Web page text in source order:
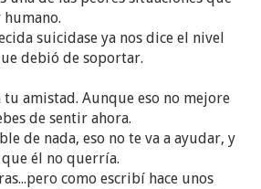
suicidase ya nos dice el nivel
debió de soportar.
tu amistad. Aunque eso no mejore
de sentir ahora.
de nada, eso no te va a ayudar, y
él no querría.
como escribí hace unos